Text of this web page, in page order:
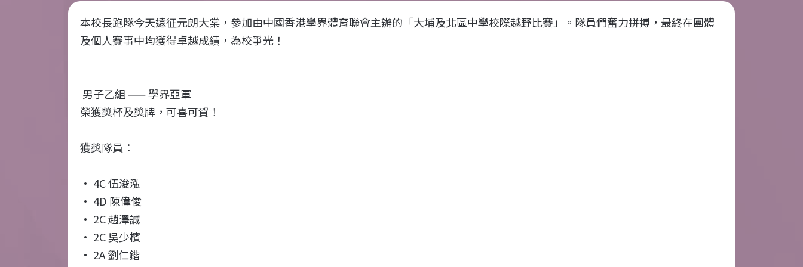
本校長跑隊今天遠征元朗大棠，參加由中國香港學界體育聯會主辦的「大埔及北區中學校際越野比賽」。隊員們奮力拼搏，最終在團體
及個人賽事中均獲得卓越成績，為校爭光！
男子乙組 —— 學界亞軍
榮獲獎杯及獎牌，可喜可賀！
獲獎隊員：
· 4C 伍浚泓
· 4D 陳偉俊
· 2C 趙澤誠
· 2C 吳少檳
· 2A 劉仁鍇